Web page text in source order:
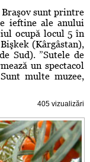
sunt printre
ieftine ale anului
ocupă locul 5 în
(Kârgâstan),
Sud). ”Sutele de
un spectacol
multe muzee,
405 vizualizări